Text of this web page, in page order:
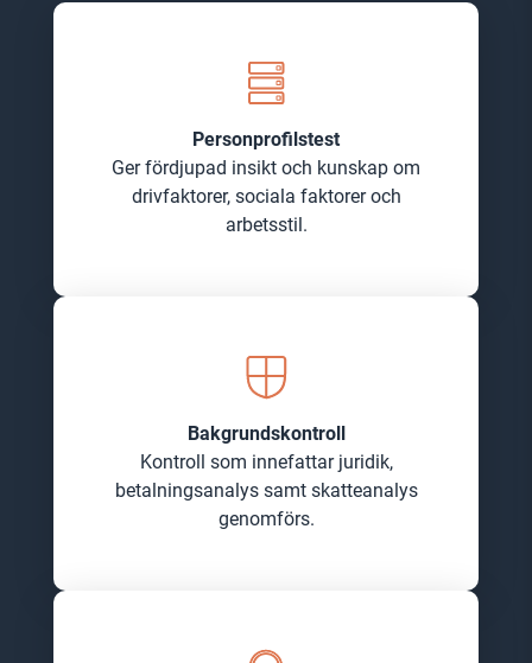
Personprofilstest
Ger fördjupad insikt och kunskap om
drivfaktorer, sociala faktorer och
arbetsstil.
Bakgrundskontroll
Kontroll som innefattar juridik,
betalningsanalys samt skatteanalys
genomförs.